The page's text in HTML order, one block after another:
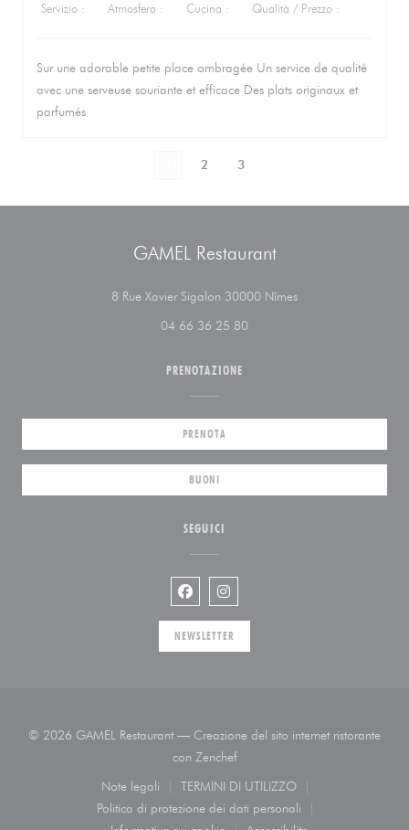
Servizio : Atmosfera : Cucina : Qualità / Prezzo :
Sur une adorable petite place ombragée Un service de qualité
avec une serveuse souriante et efficace Des plats originaux et
parfumés
2 3
GAMEL Restaurant
8 Rue Xavier Sigalon 30000 Nîmes((apre una nuova
04 66 36 25 80
PRENOTAZIONE
PRENOTA
BUONI
SEGUICI
Facebook ((apre una nuova finestra))
Instagram ((apre una nuova
NEWSLETTER
© 2026 GAMEL Restaurant — Creazione del sito internet ristorante
con Zenchef((apre una nuova finestra))
Note legali
((apre una nuova finestra))
TERMINI DI UTILIZZO
Politica di protezione dei dati personali
((apre una nuova finestra))